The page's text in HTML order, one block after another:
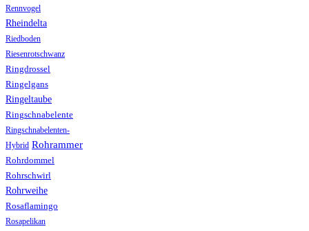
Rennvogel
Rheindelta
Riedboden
Riesenrotschwanz
Ringdrossel
Ringelgans
Ringeltaube
Ringschnabelente
Ringschnabelenten-
Hybrid Rohrammer
Rohrdommel
Rohrschwirl
Rohrweihe
Rosaflamingo
Rosapelikan